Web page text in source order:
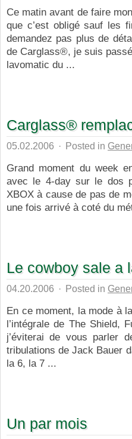
Ce matin avant de faire
que c’est obligé sauf les
demandez pas plus de
de Carglass®, je suis
lavomatic du ...
Carglass®
05.02.2006 · Posted in
Grand moment du week
avec le 4-day sur le dos
XBOX à cause de pas de
une fois arrivé à coté du
Le cowboy sale a
04.20.2006 · Posted in
En ce moment, la mode à
l’intégrale de The Shield,
j’éviterai de vous parler
tribulations de Jack Bauer
la 6, la 7 ...
Un par mois